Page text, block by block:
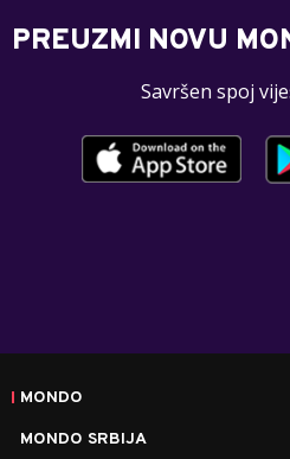
PREUZMI NOVU
Savršen spoj
MONDO
MONDO SRBIJA